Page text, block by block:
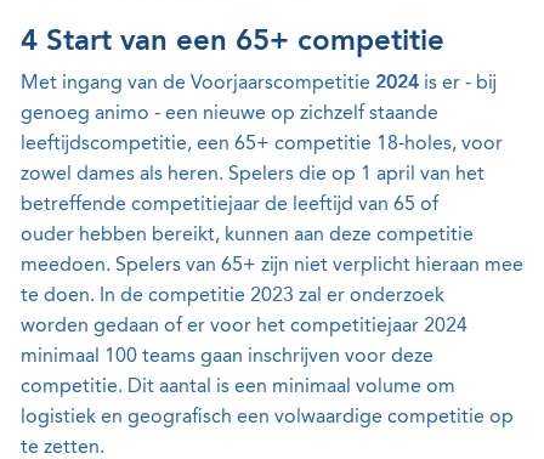
4 Start van een 65+ competitie
Met ingang van de Voorjaarscompetitie 2024 is er - bij
genoeg animo - een nieuwe op zichzelf staande
leeftijdscompetitie, een 65+ competitie 18-holes, voor
zowel dames als heren. Spelers die op 1 april van het
betreffende competitiejaar de leeftijd van 65 of
ouder hebben bereikt, kunnen aan deze competitie
meedoen. Spelers van 65+ zijn niet verplicht hieraan mee
te doen. In de competitie 2023 zal er onderzoek
worden gedaan of er voor het competitiejaar 2024
minimaal 100 teams gaan inschrijven voor deze
competitie. Dit aantal is een minimaal volume om
logistiek en geografisch een volwaardige competitie op
te zetten.